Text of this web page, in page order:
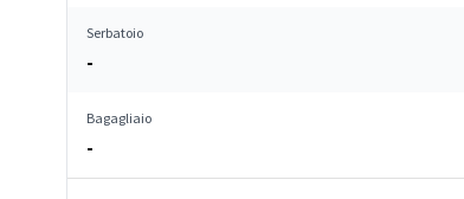
Serbatoio
-
Bagagliaio
-